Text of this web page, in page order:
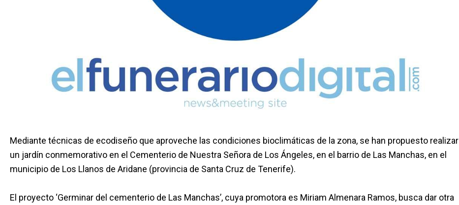
Mediante técnicas de ecodiseño que aproveche las condiciones bioclimáticas de la zona, se han propuesto realizar
un jardín conmemorativo en el Cementerio de Nuestra Señora de Los Ángeles, en el barrio de Las Manchas, en el
municipio de Los Llanos de Aridane (provincia de Santa Cruz de Tenerife).
El proyecto ‘Germinar del cementerio de Las Manchas’, cuya promotora es Miriam Almenara Ramos, busca dar otra